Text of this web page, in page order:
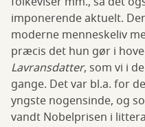
imponerende aktuelt.
moderne menneskeliv
præcis det hun gør i
Lavransdatter, som vi i
gange. Det var bl.a. for
yngste nogensinde, og
vandt Nobelprisen i